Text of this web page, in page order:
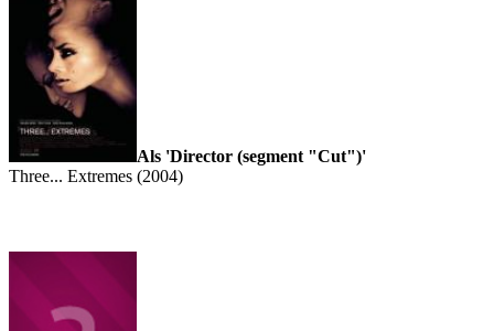
Als 'Director (segment "Cut")'
Three... Extremes (2004)